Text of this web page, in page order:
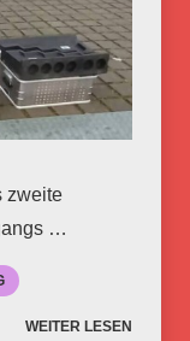
zweite
…
WEITER LESEN